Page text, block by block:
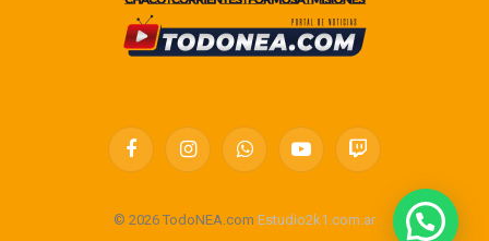
FacebookInstagramWhatsAppYouTubeTwitch
© 2026 TodoNEA.com Estudio2k1.com.ar